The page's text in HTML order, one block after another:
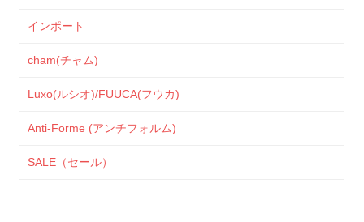
インポート
cham(チャム)
Luxo(ルシオ)/FUUCA(フウカ)
Anti-Forme (アンチフォルム)
SALE（セール）